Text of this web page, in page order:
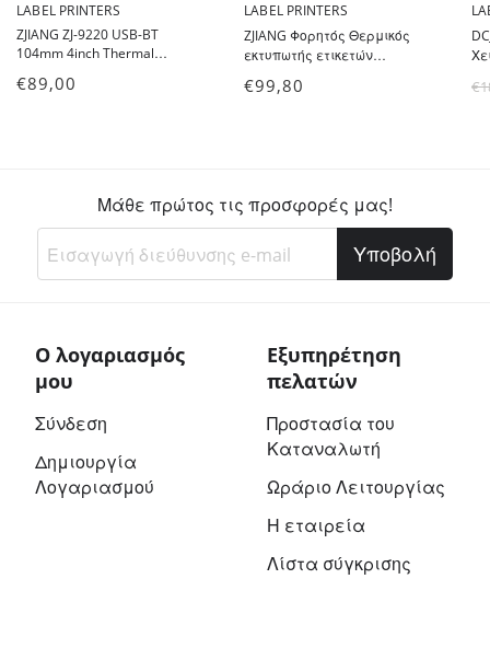
LABEL PRINTERS
ZJIANG ZJ-9220 USB-BT
104mm 4inch Thermal
USB - Φορητός Θερμικός
€89,00
LABEL PRINTERS
ZJIANG Φορητός Θερμικός
εκτυπωτής ετικετών
9220-BT-LH με βάση
€99,80 €
Μάθε πρώτος τις προσφορές μας!
Υποβολή
Ο λογαριασμός
μου
Σύνδεση
Δημιουργία
Λογαριασμού
Εξυπηρέτηση
πελατών
Προστασία του
Καταναλωτή
Ωράριο Λειτουργίας
Η εταιρεία
Λίστα σύγκρισης